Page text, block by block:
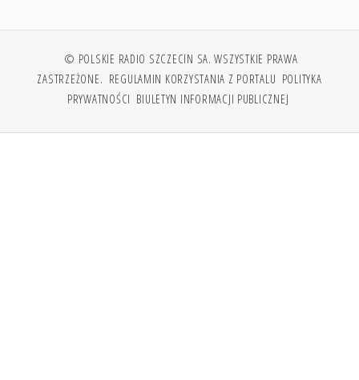
© POLSKIE RADIO SZCZECIN SA. WSZYSTKIE PRAWA
ZASTRZEŻONE. REGULAMIN KORZYSTANIA Z PORTALU POLITYKA
PRYWATNOŚCI BIULETYN INFORMACJI PUBLICZNEJ